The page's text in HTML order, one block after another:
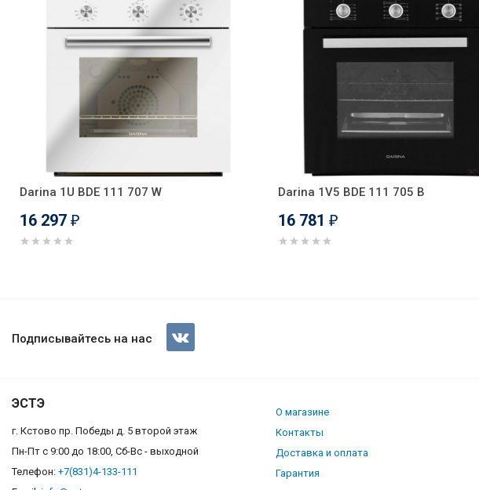
Darina 1U BDE 111 707 W
16 297 ₽
Darina 1V5 BDE 111 705 B
16 781 ₽
Духовой шкаф Darina PL BDE 112 708 1Gr
Подписывайтесь на нас
ЭСТЭ
г. Кстово пр. Победы д. 5 второй этаж
Пн-Пт с 9:00 до 18:00, Сб-Вс - выходной
Телефон: +7(831)4-133-111
О магазине
Контакты
Доставка и оплата
Гарантия